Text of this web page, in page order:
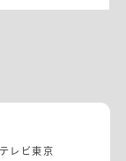
レビ東京